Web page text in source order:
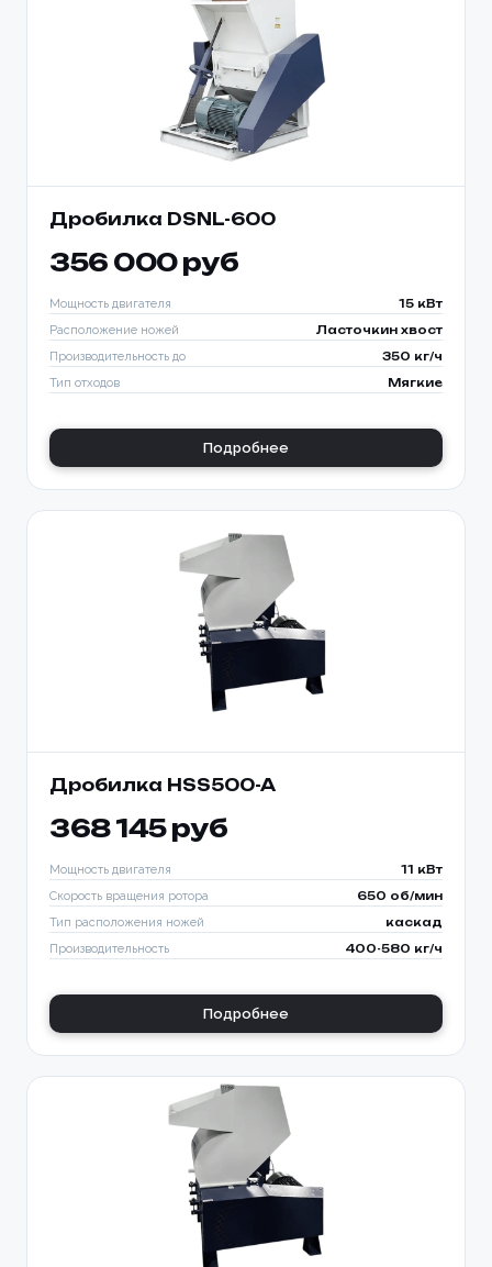
Дробилка DSNL-600
356 000 руб
Мощность двигателя 15 кВт
Расположение ножей Ласточкин хвост
Производительность до 350 кг/ч
Тип отходов Мягкие
Подробнее
Дробилка HSS500-A
368 145 руб
Мощность двигателя 11 кВт
Скорость вращения ротора 650 об/мин
Тип расположения ножей каскад
Производительность 400-580 кг/ч
Подробнее